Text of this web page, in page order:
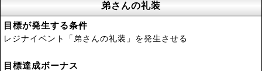
弟さんの礼装
目標が発生する条件
レジナイベント「弟さんの礼装」を発生させる
目標達成ボーナス